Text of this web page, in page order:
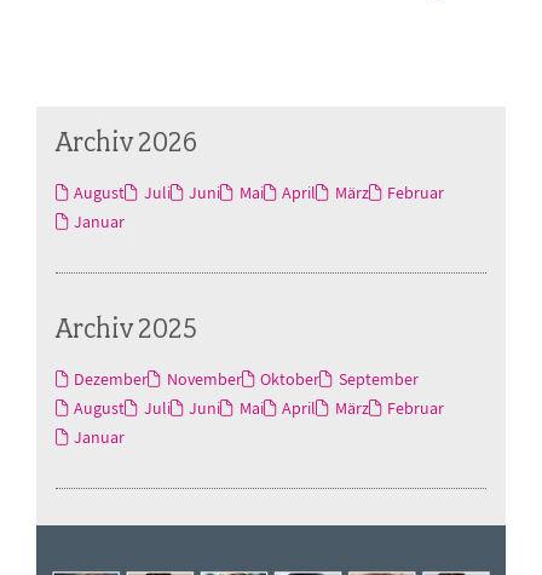
Archiv 2026
August Juli Juni Mai April März
Februar
Januar
Archiv 2025
Dezember November Oktober
September
August
Juli Juni Mai April März
Februar
Januar